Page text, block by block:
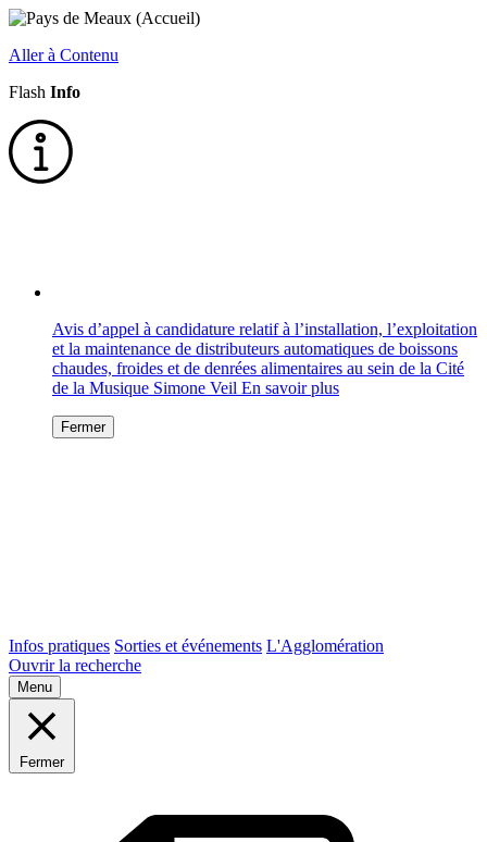
Aller à Contenu
Flash Info
Avis d’appel à candidature relatif à l’installation, l’exploitation
et la maintenance de distributeurs automatiques de boissons
chaudes, froides et de denrées alimentaires au sein de la Cité
de la Musique Simone Veil En savoir plus
Fermer
Infos pratiques Sorties et événements L'Agglomération
Ouvrir la recherche
Menu
Fermer